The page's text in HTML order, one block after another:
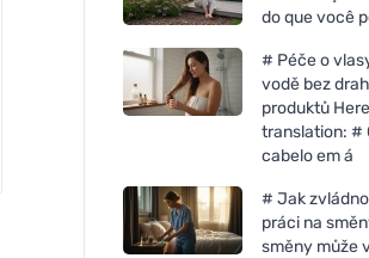
Organika Benedictine 500
mg, 60 cápsulas
do que você
# Péče o
vodě bez
produktů
translation: #
cabelo em á
# Jak
práci na
směny může